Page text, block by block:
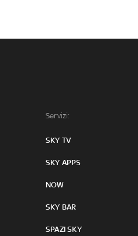
Servizi:
SKY TV
SKY APPS
NOW
SKY BAR
SPAZI SKY